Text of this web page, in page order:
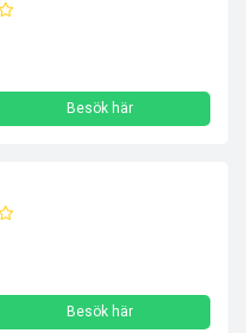
Besök här
Besök här